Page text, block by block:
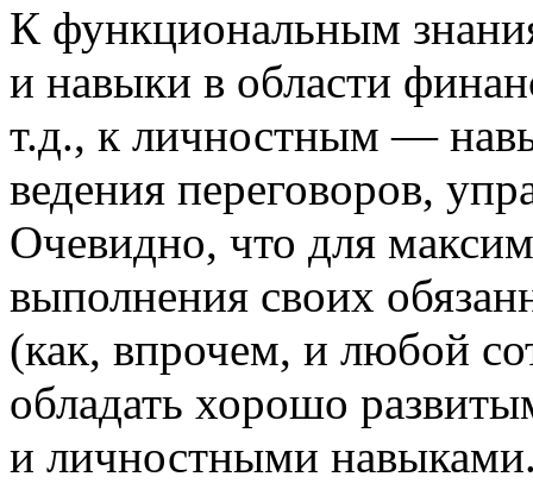
К функциональным
и навыки в области
т.д., к личностным —
ведения переговоров,
Очевидно, что для
выполнения своих
(как, впрочем, и любой
обладать хорошо
и личностными